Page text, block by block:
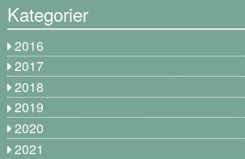
Kategorier
2016
2017
2018
2019
2020
2021